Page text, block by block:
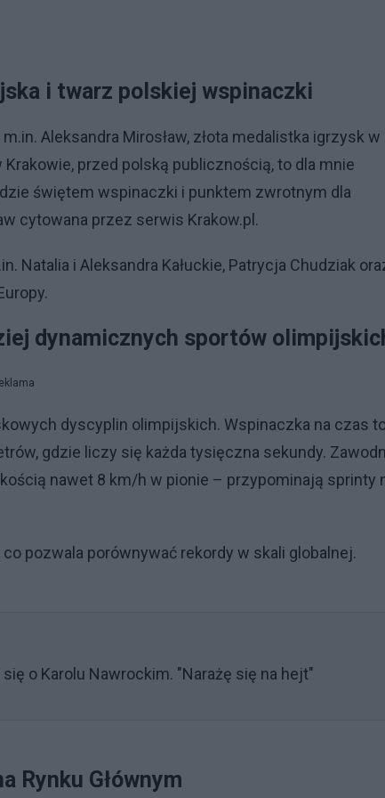
i twarz polskiej wspinaczki
Aleksandra Mirosław, złota medalistka igrzysk w
przed polską publicznością, to dla mnie
świętem wspinaczki i punktem zwrotnym dla
cytowana przez serwis Krakow.pl.
Natalia i Aleksandra Kałuckie, Patrycja Chudziak
dynamicznych sportów
dyscyplin olimpijskich. Wspinaczka na czas
gdzie liczy się każda tysięczna sekundy.
nawet 8 km/h w pionie – przypominają sprinty
pozwala porównywać rekordy w skali globalnej.
o Karolu Nawrockim. "Narażę się na hejt"
Rynku Głównym